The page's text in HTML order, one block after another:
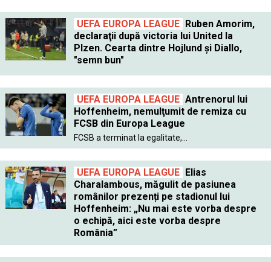
UEFA EUROPA LEAGUE Ruben Amorim,
declaraţii după victoria lui United la
Plzen. Cearta dintre Hojlund şi Diallo,
"semn bun"
UEFA EUROPA LEAGUE Antrenorul lui
Hoffenheim, nemulţumit de remiza cu
FCSB din Europa League
FCSB a terminat la egalitate,...
UEFA EUROPA LEAGUE Elias
Charalambous, măgulit de pasiunea
românilor prezenți pe stadionul lui
Hoffenheim: „Nu mai este vorba despre
o echipă, aici este vorba despre
România”